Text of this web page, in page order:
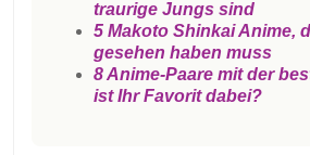
traurige Jungs sind
5 Makoto Shinkai Anime,
gesehen haben muss
8 Anime-Paare mit der
ist Ihr Favorit dabei?